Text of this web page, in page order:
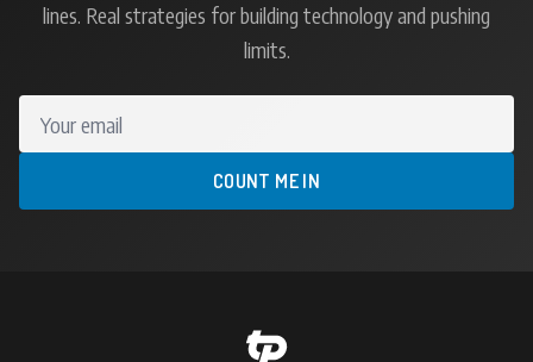
lines. Real strategies for building technology and pushing
limits.
COUNT ME IN